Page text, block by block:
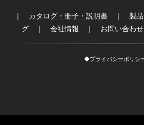
｜ カタログ・冊子・説明書 ｜ 製
グ ｜ 会社情報 ｜ お問い合わせ
◆プライバシーポリシ